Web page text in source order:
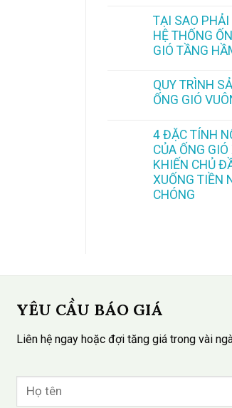
TẠI SAO PHẢI
HỆ THỐNG
GIÓ TẦNG
QUY TRÌNH
ỐNG GIÓ
4 ĐẶC TÍNH
CỦA ỐNG GIÓ
KHIẾN CHỦ
XUỐNG TIỀN
CHÓNG
YÊU CẦU BÁO GIÁ
Liên hệ ngay hoặc đợi tăng giá trong vài